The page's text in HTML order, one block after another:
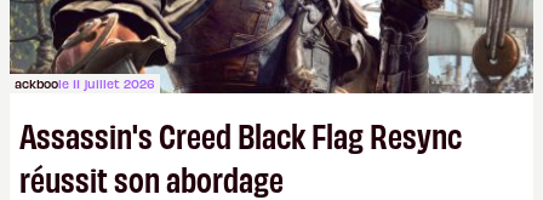
ackboole 11 juillet 2026
Assassin's Creed Black Flag Resync
réussit son abordage